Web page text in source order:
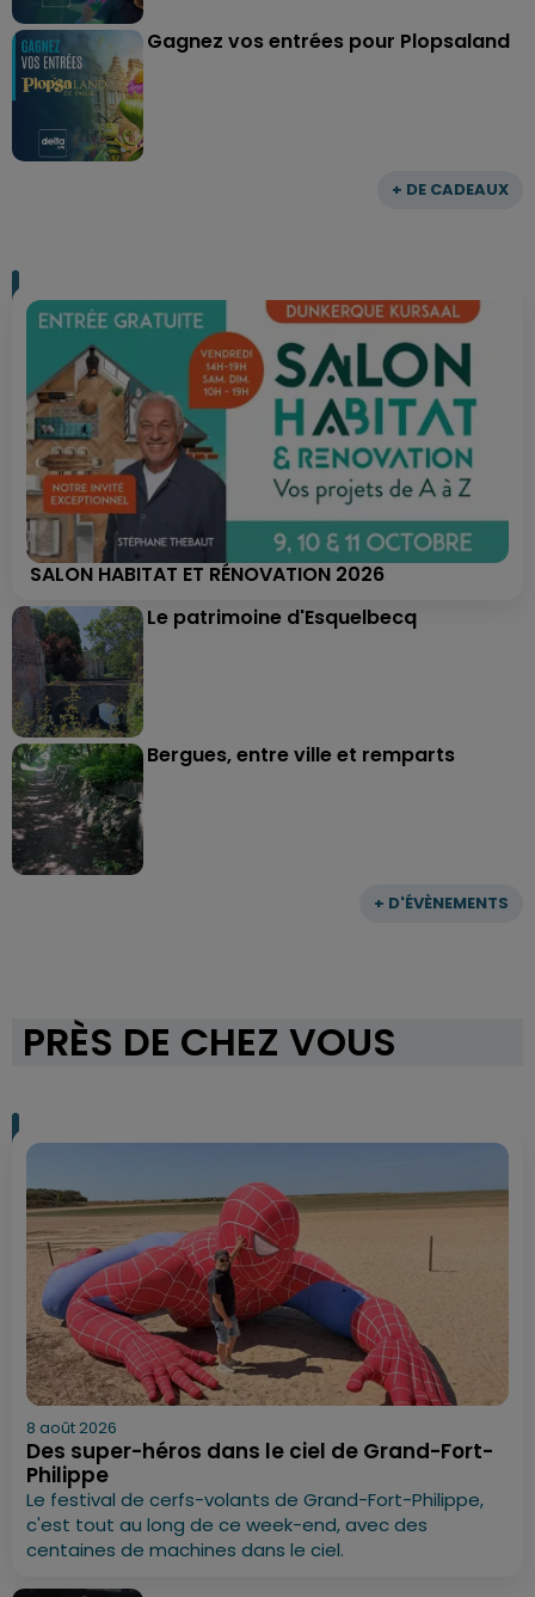
+ DE CADEAUX
Gagnez vos entrées pour Plopsaland
+ D'ÉVÈNEMENTS
SALON HABITAT ET RÉNOVATION 2026
Le patrimoine d'Esquelbecq
Bergues, entre ville et remparts
PRÈS DE CHEZ VOUS
8 août 2026
Des super-héros dans le ciel de Grand-Fort-
Philippe
Le festival de cerfs-volants de Grand-Fort-Philippe,
c'est tout au long de ce week-end, avec des
centaines de machines dans le ciel.